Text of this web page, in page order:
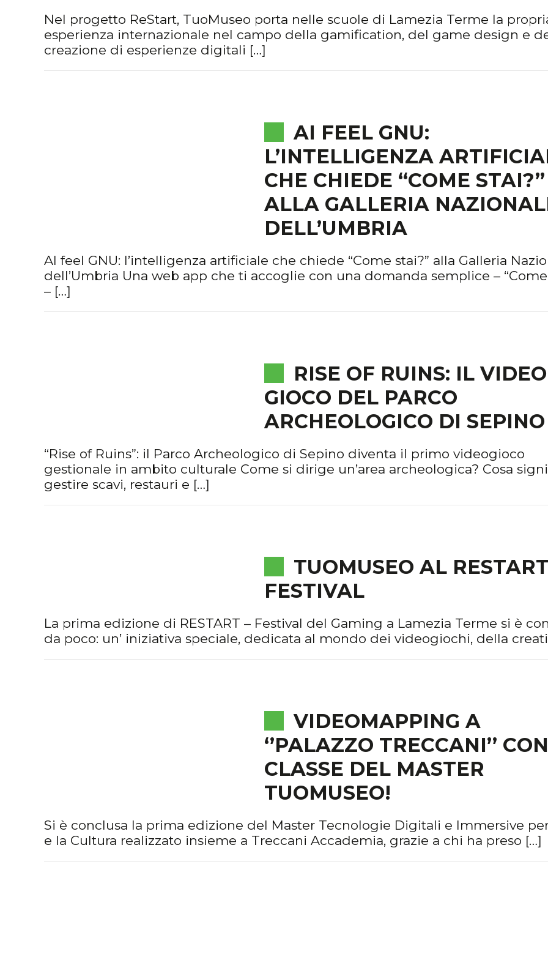
Nel progetto ReStart, TuoMuseo porta nelle scuole di Lamezia Terme la
esperienza internazionale nel campo della gamification, del game design e
creazione di esperienze digitali […]
AI FEEL GNU:
L’INTELLIGENZA
CHE CHIEDE “COME STAI?”
ALLA GALLERIA
DELL’UMBRIA
AI feel GNU: l’intelligenza artificiale che chiede “Come stai?” alla Galleria
dell’Umbria Una web app che ti accoglie con una domanda semplice – “Come
– […]
RISE OF RUINS: IL VIDEO
GIOCO DEL PARCO
ARCHEOLOGICO DI SEPINO
“Rise of Ruins”: il Parco Archeologico di Sepino diventa il primo videogioco
gestionale in ambito culturale Come si dirige un’area archeologica? Cosa
gestire scavi, restauri e […]
TUOMUSEO AL RESTART
FESTIVAL
La prima edizione di RESTART – Festival del Gaming a Lamezia Terme si è
da poco: un’ iniziativa speciale, dedicata al mondo dei videogiochi, della
VIDEOMAPPING A
‘’PALAZZO TRECCANI’’
CLASSE DEL MASTER
TUOMUSEO!
Si è conclusa la prima edizione del Master Tecnologie Digitali e Immersive per
e la Cultura realizzato insieme a Treccani Accademia, grazie a chi ha preso […]